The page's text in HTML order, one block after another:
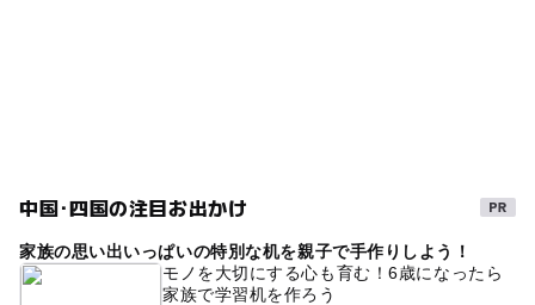
中国･四国の注目お出かけ
家族の思い出いっぱいの特別な机を親子で手作りしよう！
モノを大切にする心も育む！6歳になったら
家族で学習机を作ろう